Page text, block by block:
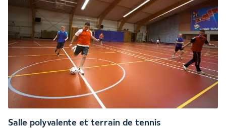
Salle polyvalente et terrain de tennis